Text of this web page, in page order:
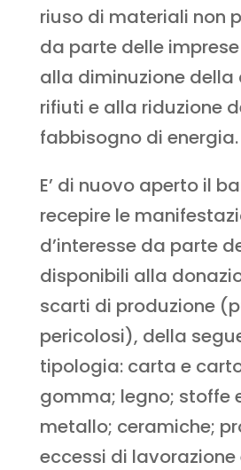
riuso di materiali non
da parte delle
alla diminuzione
rifiuti e alla riduzione
fabbisogno di energia.
E’ di nuovo aperto il
recepire le
d’interesse da parte
disponibili alla
scarti di produzione
pericolosi), della
tipologia: carta e
gomma; legno; stoffe
metallo; ceramiche;
eccessi di lavorazione